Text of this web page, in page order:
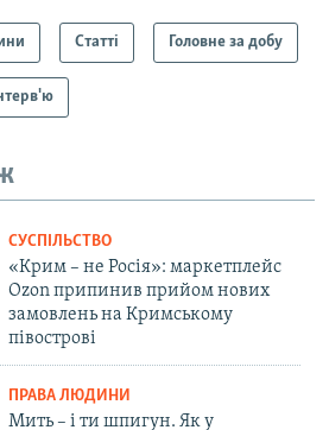
Статті Головне за добу
СУСПІЛЬСТВО
«Крим – не Росія»: маркетплейс
Ozon припинив прийом нових
замовлень на Кримському
півострові
ПРАВА ЛЮДИНИ
Мить – і ти шпигун. Як у